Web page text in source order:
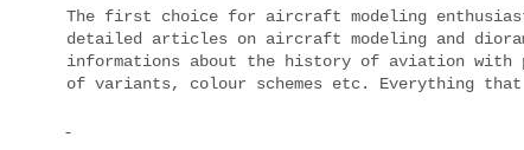
The first choice for aircraft modeling
detailed articles on aircraft modeling and
informations about the history of aviation
of variants, colour schemes etc. Everything